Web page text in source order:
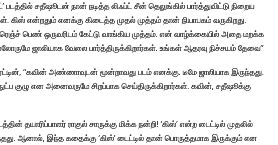
படத்தில் சதீஷூடன் நான் நடித்த லிஃப்ட் சீன் தெலுங்கில் பார்த்துவிட்டு நிறைய
கிஸ் என்றதும் எனக்கு கிடைத்த முதல் முத்தம் தான் நியாபகம் வருகிறது.
பெண் ஒருவரிடம் கேட்டு வாங்கிய முத்தம். என் வாழ்க்கையில் அதை மறக்க
ஜாலியாக வேலை பார்த்திருக்கிறார்கள். உங்கள் ஆதரவு நிச்சயம் தேவை”
“கவின் அண்ணாவுடன் மூன்றாவது படம் எனக்கு. டீமே ஜாலியாக இருந்தது.
குழு என அனைவருமே சிறப்பாக செய்திருக்கிறார்கள். கவின், சதீஷூக்கு
தயாரிப்பாளர் ராகுல் சாருக்கு மிக்க நன்றி! ‘கிஸ்’ என்ற டைட்டில் முதலில்
ஆனால், இந்த கதைக்கு ‘கிஸ்’ டைட்டில் தான் பொருத்தமாக இருக்கும் என